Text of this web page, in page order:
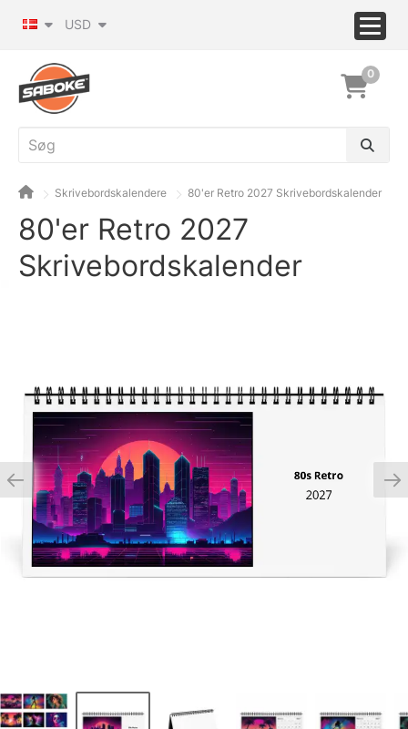
USD
0
Skrivebordskalendere 80'er Retro 2027 Skrivebordskalender
80'er Retro 2027
Skrivebordskalender